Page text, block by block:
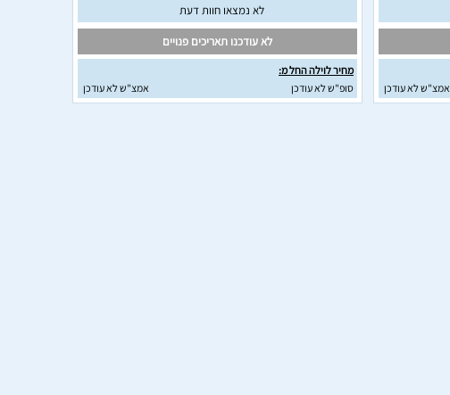
אמצ"ש לא עודכן
לא נמצאו חוות דעת
לא עודכנו תאריכים פנויים
מחיר לוילה החל מ:
סופ"ש לא עודכן
אמצ"ש לא עודכן